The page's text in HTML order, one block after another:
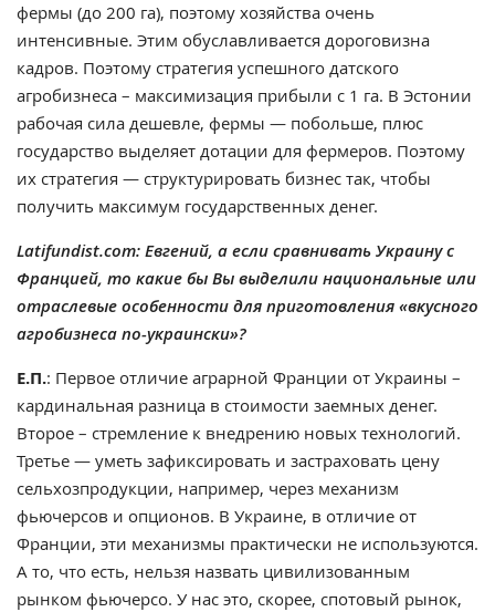
фермы (до 200 га), поэтому хозяйства очень
интенсивные. Этим обуславливается дороговизна
кадров. Поэтому стратегия успешного датского
агробизнеса – максимизация прибыли с 1 га. В Эстонии
рабочая сила дешевле, фермы — побольше, плюс
государство выделяет дотации для фермеров. Поэтому
их стратегия — структурировать бизнес так, чтобы
получить максимум государственных денег.
Latifundist.com: Евгений, а если сравнивать Украину с
Францией, то какие бы Вы выделили национальные или
отраслевые особенности для приготовления «вкусного
агробизнеса по-украински»?
Е.П.: Первое отличие аграрной Франции от Украины –
кардинальная разница в стоимости заемных денег.
Второе – стремление к внедрению новых технологий.
Третье — уметь зафиксировать и застраховать цену
сельхозпродукции, например, через механизм
фьючерсов и опционов. В Украине, в отличие от
Франции, эти механизмы практически не используются.
А то, что есть, нельзя назвать цивилизованным
рынком фьючерсо. У нас это, скорее, спотовый рынок,